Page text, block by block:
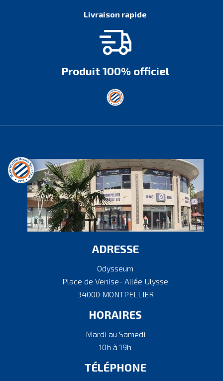
Livraison rapide
Produit 100% officiel
ADRESSE
Odysseum
Place de Venise- Allée Ulysse
34000 MONTPELLIER
HORAIRES
Mardi au Samedi
10h à 19h
TÉLÉPHONE